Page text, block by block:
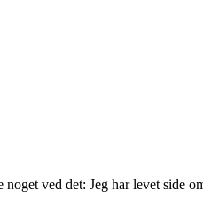
ved det: Jeg har levet side